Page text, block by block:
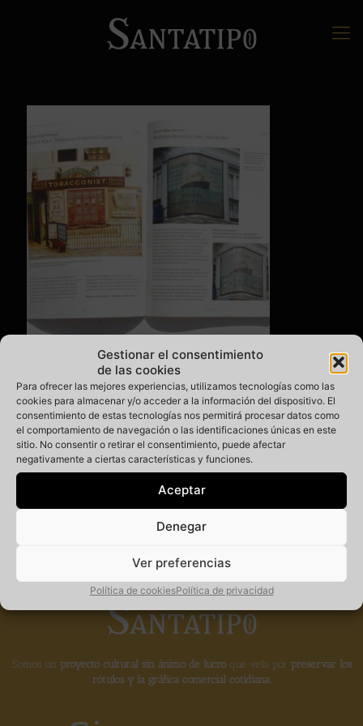
Gestionar el consentimiento
de las cookies
Para ofrecer las mejores experiencias, utilizamos tecnologías como las
cookies para almacenar y/o acceder a la información del dispositivo. El
consentimiento de estas tecnologías nos permitirá procesar datos como
el comportamiento de navegación o las identificaciones únicas en este
sitio. No consentir o retirar el consentimiento, puede afectar
negativamente a ciertas características y funciones.
Aceptar
Denegar
Ver preferencias
Política de cookiesPolítica de privacidad
Miembro
fundador de la
Somos un proyecto cultural sin ánimo de lucroque vela por preservar los
rótulos y la gráfica comercial cotidiana.